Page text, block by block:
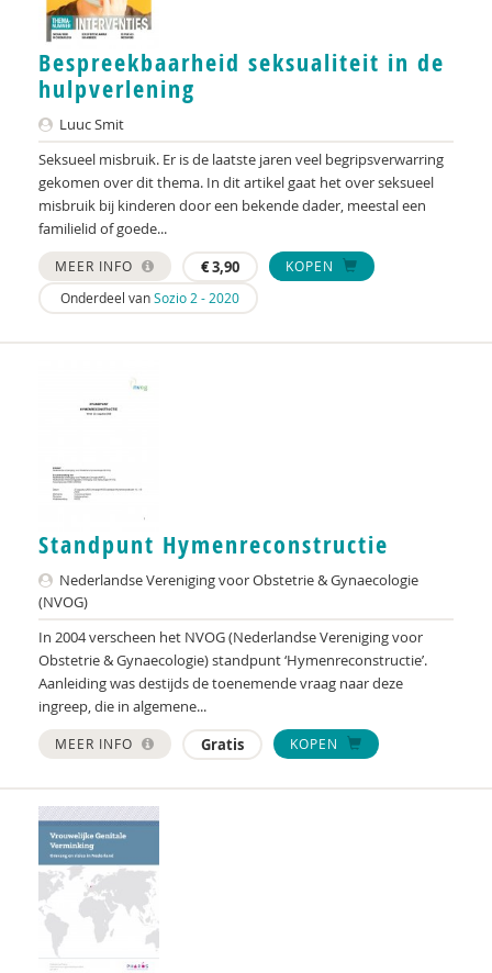
Janne Swinkels
Mandy Talhout
Linda Terpstra
Simon Timmerman
Gert Jan van den Top
Rianne van Laarhoven
Marion van San
Sophie Vermaning
Remy Vink
Shenna Werson
Nelleke Westerveld
Ilona Wildeman
Huub Wiltschut
Amanda de Wind
Micha de Winter
Anita Wix
Bespreekbaarheid seksualiteit in de
hulpverlening
Luuc Smit
Seksueel misbruik. Er is de laatste jaren veel begripsverwarring
gekomen over dit thema. In dit artikel gaat het over seksueel
misbruik bij kinderen door een bekende dader, meestal een
familielid of goede...
MEER INFO €3,90
KOPEN
Onderdeel vanSozio 2 - 2020
Standpunt Hymenreconstructie
Nederlandse Vereniging voor Obstetrie & Gynaecologie
(NVOG)
In 2004 verscheen het NVOG (Nederlandse Vereniging voor
Obstetrie & Gynaecologie) standpunt ‘Hymenreconstructie’.
Aanleiding was destijds de toenemende vraag naar deze
ingreep, die in algemene...
MEER INFO Gratis KOPEN